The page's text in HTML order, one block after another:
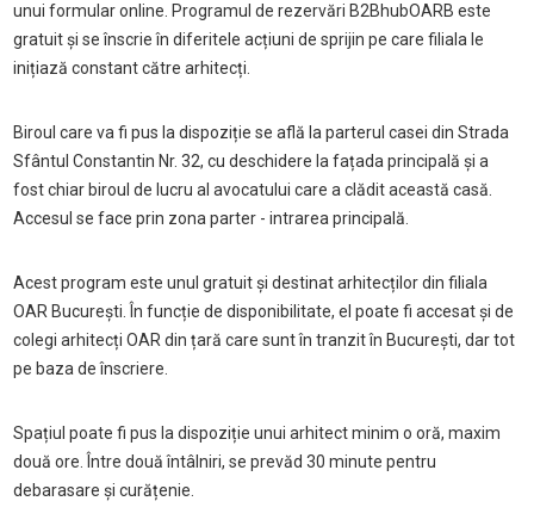
unui formular online. Programul de rezervări B2BhubOARB este
gratuit și se înscrie în diferitele acțiuni de sprijin pe care filiala le
inițiază constant către arhitecți.
Biroul care va fi pus la dispoziție se află la parterul casei din Strada
Sfântul Constantin Nr. 32, cu deschidere la fațada principală și a
fost chiar biroul de lucru al avocatului care a clădit această casă.
Accesul se face prin zona parter - intrarea principală.
Acest program este unul gratuit și destinat arhitecților din filiala
OAR București. În funcție de disponibilitate, el poate fi accesat și de
colegi arhitecți OAR din țară care sunt în tranzit în București, dar tot
pe baza de înscriere.
Spațiul poate fi pus la dispoziție unui arhitect minim o oră, maxim
două ore. Între două întâlniri, se prevăd 30 minute pentru
debarasare și curățenie.